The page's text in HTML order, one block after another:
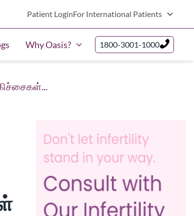
Patient LoginFor International Patients
Why Oasis? 1800-3001-1000